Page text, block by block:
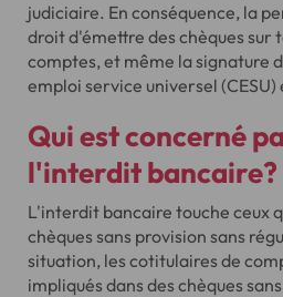
judiciaire. En conséquence, la
droit d'émettre des chèques sur
comptes, et même la signature
emploi service universel
Qui est concerné
l'interdit bancaire?
L'interdit bancaire touche ceux
chèques sans provision sans
situation, les cotitulaires de
impliqués dans des chèques